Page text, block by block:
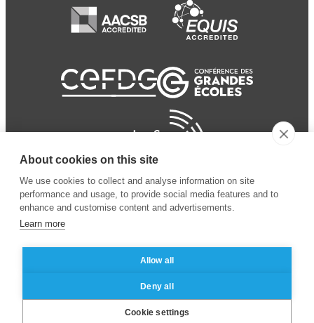
Business School
Mentions légales
des données personnelles
About cookies on this site
We use cookies to collect and analyse information on site
performance and usage, to provide social media features and to
enhance and customise content and advertisements.
Learn more
Allow all
Deny all
Cookie settings